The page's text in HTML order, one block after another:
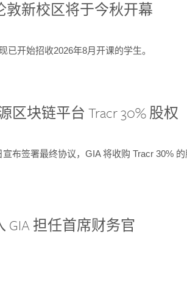
敦新校区将于今秋开幕
已开始招收2026年8月开课的学生。
区块链平台 Tracr 30% 股权
布签署最终协议，GIA 将收购 Tracr 30% 的
GIA 担任首席财务官